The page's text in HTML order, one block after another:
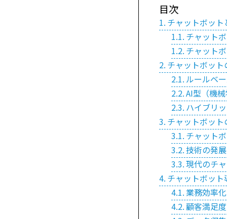
目次
チャットボッ
チャット
チャット
チャットボッ
ルールベ
AI型（機
ハイブリ
チャットボッ
チャット
技術の発
現代のチ
チャットボッ
業務効率
顧客満足